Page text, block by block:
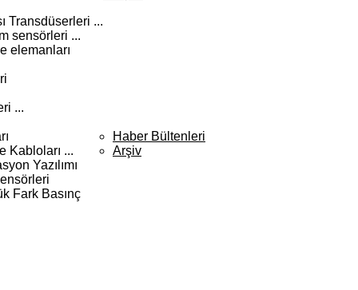
Transdüserleri ...
sensörleri ...
elemanları
...
Kabloları ...
Yazılımı
Fark Basınç
Haber Bültenleri
Arşiv